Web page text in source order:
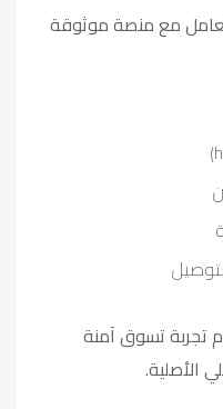
مع منصة موثوقة
تجربة تسوق آمنة
الأصلية.